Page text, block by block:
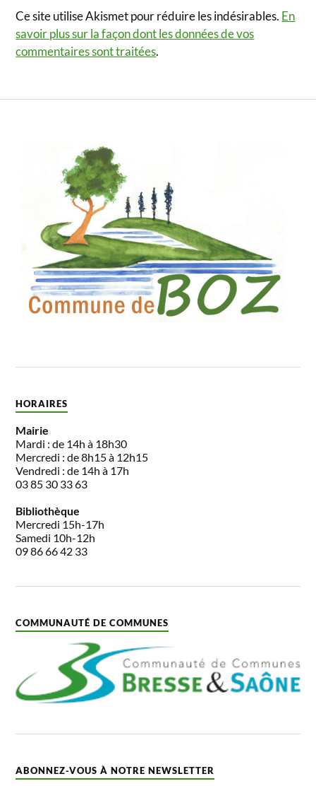
Ce site utilise Akismet pour réduire les indésirables. En
savoir plus sur la façon dont les données de vos
commentaires sont traitées.
HORAIRES
Mairie
Mardi : de 14h à 18h30
Mercredi : de 8h15 à 12h15
Vendredi : de 14h à 17h
03 85 30 33 63
Bibliothèque
Mercredi 15h-17h
Samedi 10h-12h
09 86 66 42 33
COMMUNAUTÉ DE COMMUNES
ABONNEZ-VOUS À NOTRE NEWSLETTER